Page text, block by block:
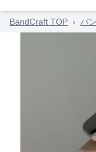
BandCraft TOP › バ